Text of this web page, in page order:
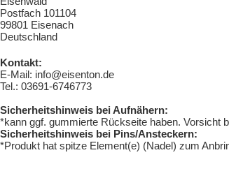
Postfach 101104
99801 Eisenach
Deutschland
Kontakt:
E-Mail: info@eisenton.de
Tel.: 03691-6746773
Sicherheitshinweis bei Aufnähern:
*kann ggf. gummierte Rückseite haben. Vorsicht
Sicherheitshinweis bei Pins/Ansteckern:
*Produkt hat spitze Element(e) (Nadel) zum